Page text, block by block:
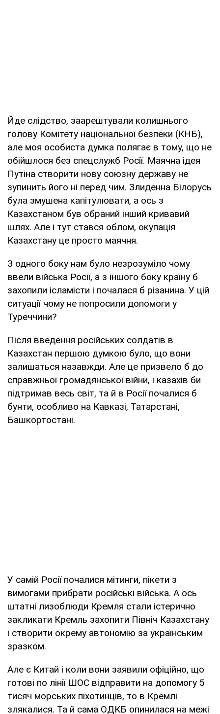
Йде слідство, заарештували колишнього
голову Комітету національної безпеки (КНБ),
але моя особиста думка полягає в тому, що не
обійшлося без спецслужб Росії. Маячна ідея
Путіна створити нову союзну державу не
зупинить його ні перед чим. Злиденна Білорусь
була змушена капітулювати, а ось з
Казахстаном був обраний інший кривавий
шлях. Але і тут стався облом, окупація
Казахстану це просто маячня.
З одного боку нам було незрозуміло чому
ввели війська Росії, а з іншого боку країну б
захопили ісламісти і почалася б різанина. У цій
ситуації чому не попросили допомоги у
Туреччини?
Після введення російських солдатів в
Казахстан першою думкою було, що вони
залишаться назавжди. Але це призвело б до
справжньої громадянської війни, і казахів би
підтримав весь світ, та й в Росії почалися б
бунти, особливо на Кавказі, Татарстані,
Башкортостані.
У самій Росії почалися мітинги, пікети з
вимогами прибрати російські війська. А ось
штатні лизоблюди Кремля стали істерично
закликати Кремль захопити Північ Казахстану
і створити окрему автономію за українським
зразком.
Але є Китай і коли вони заявили офіційно, що
готові по лінії ШОС відправити на допомогу 5
тисяч морських піхотинців, то в Кремлі
злякалися. Та й сама ОДКБ опинилася на межі